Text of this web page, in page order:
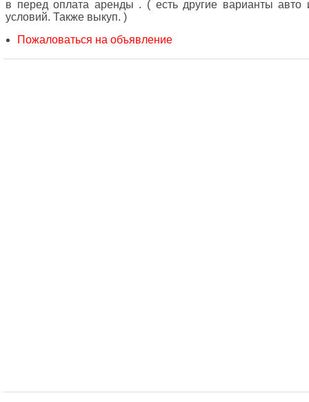
в перед оплата аренды . ( есть другие варианты авто
условий. Также выкуп. )
Пожаловаться на объявление